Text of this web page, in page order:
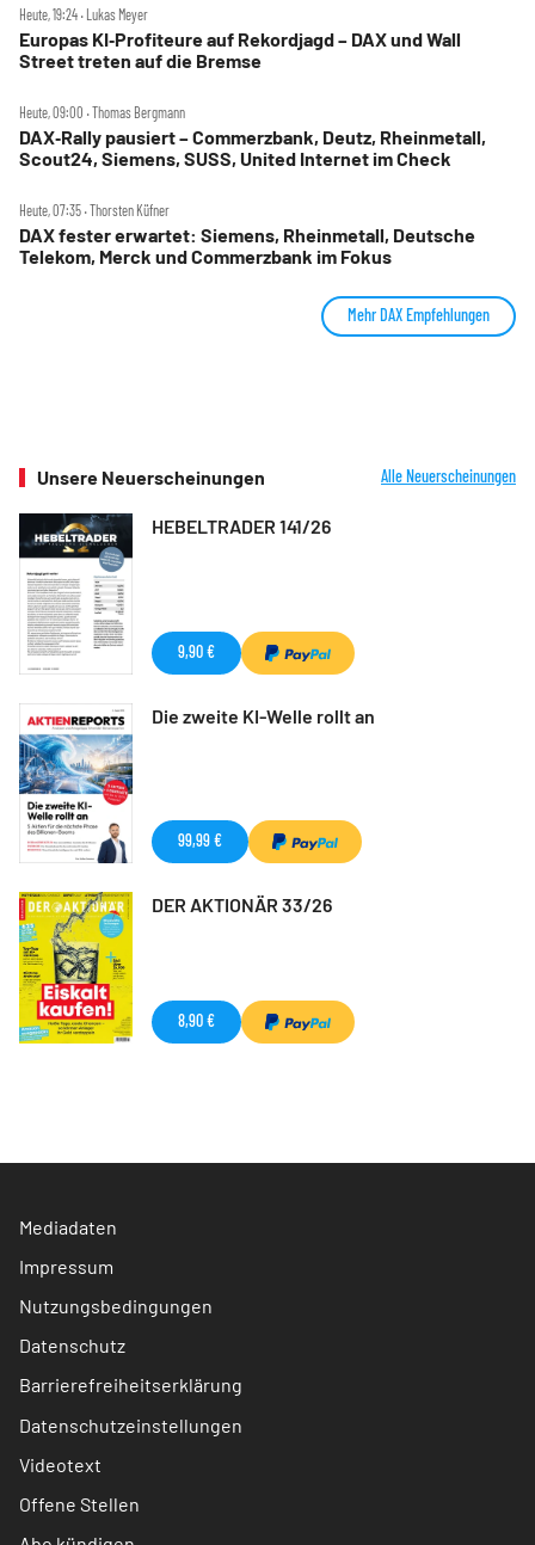
Heute, 19:24 ‧ Lukas Meyer
Europas KI‑Profiteure auf Rekordjagd – DAX und Wall
Street treten auf die Bremse
Heute, 09:00 ‧ Thomas Bergmann
DAX‑Rally pausiert – Commerzbank, Deutz, Rheinmetall,
Scout24, Siemens, SUSS, United Internet im Check
Heute, 07:35 ‧ Thorsten Küfner
DAX fester erwartet: Siemens, Rheinmetall, Deutsche
Telekom, Merck und Commerzbank im Fokus
Mehr DAX Empfehlungen
Unsere Neuerscheinungen Alle Neuerscheinungen
HEBELTRADER 141/26
9,90 €
Die zweite KI-Welle rollt an
99,99 €
DER AKTIONÄR 33/26
8,90 €
Mediadaten
Impressum
Nutzungsbedingungen
Datenschutz
Barrierefreiheitserklärung
Datenschutzeinstellungen
Videotext
Offene Stellen